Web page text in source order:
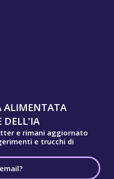
ALIMENTATA
DELL'IA
e rimani aggiornato
e trucchi di